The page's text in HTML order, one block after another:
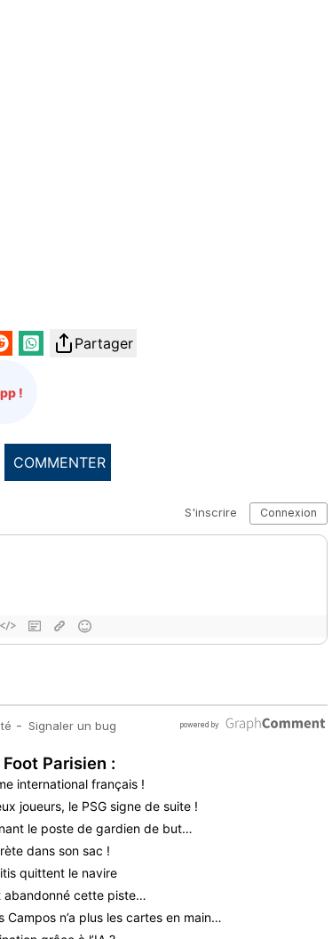
Partager
!
COMMENTER
Parisien :
international français !
joueurs, le PSG signe de suite !
le poste de gardien de but…
dans son sac !
quittent le navire
abandonné cette piste…
Campos n’a plus les cartes en main…